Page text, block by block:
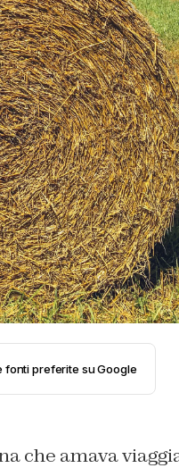
fonti preferite su Google
che amava